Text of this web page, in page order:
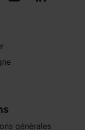
générales